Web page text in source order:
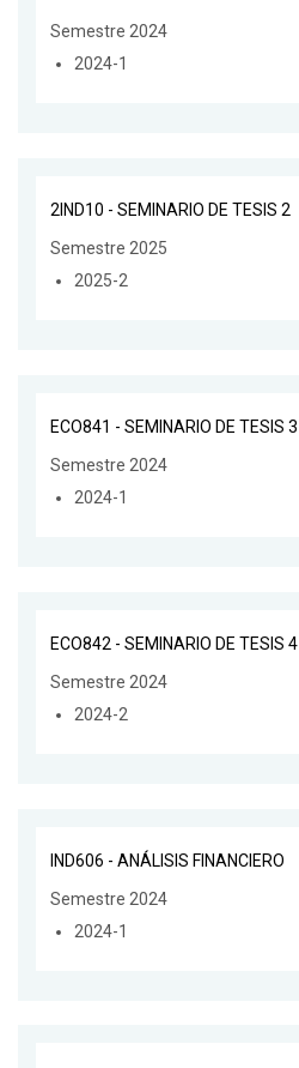
Semestre 2024
2024-1
2IND10 - SEMINARIO DE TESIS 2
Semestre 2025
2025-2
ECO841 - SEMINARIO DE TESIS 3
Semestre 2024
2024-1
ECO842 - SEMINARIO DE TESIS 4
Semestre 2024
2024-2
IND606 - ANÁLISIS FINANCIERO
Semestre 2024
2024-1